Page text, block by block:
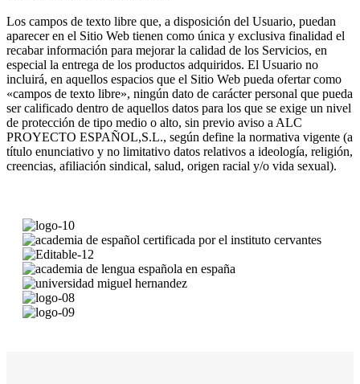
Los campos de texto libre que, a disposición del Usuario, puedan
aparecer en el Sitio Web tienen como única y exclusiva finalidad el
recabar información para mejorar la calidad de los Servicios, en
especial la entrega de los productos adquiridos. El Usuario no
incluirá, en aquellos espacios que el Sitio Web pueda ofertar como
«campos de texto libre», ningún dato de carácter personal que pueda
ser calificado dentro de aquellos datos para los que se exige un nivel
de protección de tipo medio o alto, sin previo aviso a ALC
PROYECTO ESPAÑOL,S.L., según define la normativa vigente (a
título enunciativo y no limitativo datos relativos a ideología, religión,
creencias, afiliación sindical, salud, origen racial y/o vida sexual).